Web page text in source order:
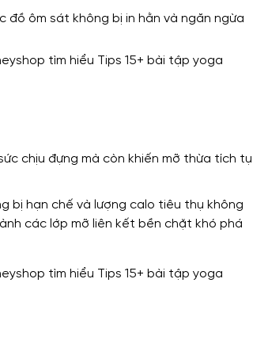
đồ ôm sát không bị in hằn và ngăn ngừa
chịu đựng mà còn khiến mỡ thừa tích tụ
bị hạn chế và lượng calo tiêu thụ không
các lớp mỡ liên kết bền chặt khó phá